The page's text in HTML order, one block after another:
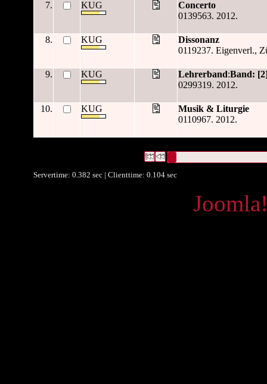
7. KUG
Concerto
0139563. 2012.
8. KUG
Dissonanz
0119237. Eigenverl.,
9. KUG Lehrerband:Band:
0299319. 2012.
10. KUG
Musik & Liturgie
0110967. 2012.
Servertime: 0.382 sec | Clienttime: 0.104 sec